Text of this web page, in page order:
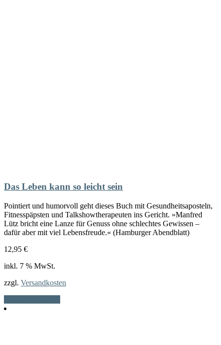
Das Leben kann so leicht sein
Pointiert und humorvoll geht dieses Buch mit Gesundheitsaposteln,
Fitnesspäpsten und Talkshowtherapeuten ins Gericht. »Manfred
Lütz bricht eine Lanze für Genuss ohne schlechtes Gewissen –
dafür aber mit viel Lebensfreude.« (Hamburger Abendblatt)
12,95 €
inkl. 7 % MwSt.
zzgl. Versandkosten